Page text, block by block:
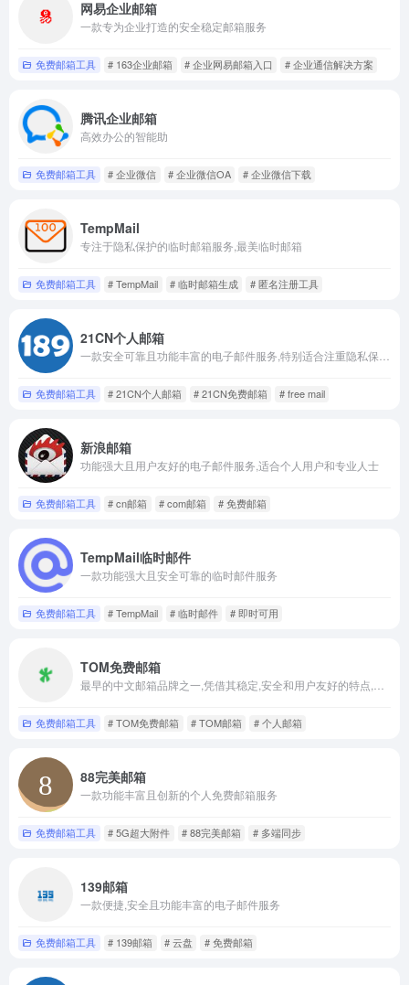
网易企业邮箱
一款专为企业打造的安全稳定邮箱服务
免费邮箱工具 # 163企业邮箱 # 企业网易邮箱入口 # 企业通信解决方案
腾讯企业邮箱
高效办公的智能助
免费邮箱工具 # 企业微信 # 企业微信OA # 企业微信下载
TempMail
专注于隐私保护的临时邮箱服务,最美临时邮箱
免费邮箱工具 # TempMail # 临时邮箱生成 # 匿名注册工具
21CN个人邮箱
免费邮箱工具 # 21CN个人邮箱 # 21CN免费邮箱 # free mail
新浪邮箱
功能强大且用户友好的电子邮件服务,适合个人用户和专业人士
免费邮箱工具 # cn邮箱 # com邮箱 # 免费邮箱
TempMail临时邮件
一款功能强大且安全可靠的临时邮件服务
免费邮箱工具 # TempMail # 临时邮件 # 即时可用
TOM免费邮箱
免费邮箱工具 # TOM免费邮箱 # TOM邮箱 # 个人邮箱
88完美邮箱
一款功能丰富且创新的个人免费邮箱服务
免费邮箱工具 # 5G超大附件 # 88完美邮箱 # 多端同步
139邮箱
一款便捷,安全且功能丰富的电子邮件服务
免费邮箱工具 # 139邮箱 # 云盘 # 免费邮箱